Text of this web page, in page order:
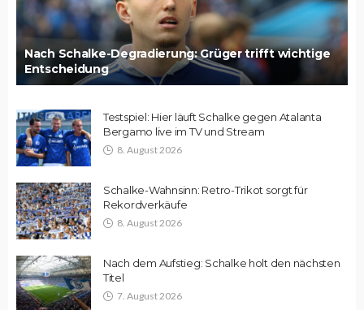
Nach Schalke-Degradierung: Grüger trifft wichtige
Entscheidung
Testspiel: Hier läuft Schalke gegen Atalanta
Bergamo live im TV und Stream
8. August 2026
Schalke-Wahnsinn: Retro-Trikot sorgt für
Rekordverkäufe
8. August 2026
Nach dem Aufstieg: Schalke holt den nächsten
Titel
7. August 2026